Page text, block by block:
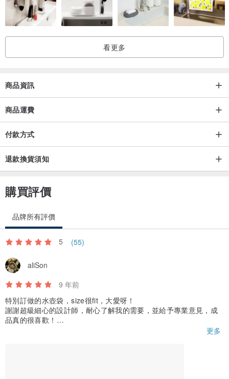
看更多
商品資訊
商品運費
付款方式
退款換貨須知
購買評價
品牌所有評價
5 (55)
aliSon
9 年前
特別訂做的水壺袋，size很fit，大愛呀！
謝謝超級細心的設計師，耐心了解我的需要，並給予專業意見，成
品真的很喜歡！
更多